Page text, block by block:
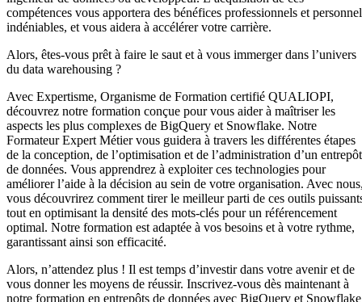
compétences vous apportera des bénéfices professionnels et
indéniables, et vous aidera à accélérer votre carrière.
Alors, êtes-vous prêt à faire le saut et à vous immerger dans l’univers
du data warehousing ?
Avec Expertisme, Organisme de Formation certifié QUALIOPI,
découvrez notre formation conçue pour vous aider à maîtriser les
aspects les plus complexes de BigQuery et Snowflake. Notre
Formateur Expert Métier vous guidera à travers les différentes étapes
de la conception, de l’optimisation et de l’administration d’un entrepôt
de données. Vous apprendrez à exploiter ces technologies pour
améliorer l’aide à la décision au sein de votre organisation. Avec
vous découvrirez comment tirer le meilleur parti de ces outils
tout en optimisant la densité des mots-clés pour un référencement
optimal. Notre formation est adaptée à vos besoins et à votre rythme,
garantissant ainsi son efficacité.
Alors, n’attendez plus ! Il est temps d’investir dans votre avenir et de
vous donner les moyens de réussir. Inscrivez-vous dès maintenant à
notre formation en entrepôts de données avec BigQuery et